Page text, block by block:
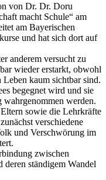
von Dr. Dr. Doru
macht Schule“ am
am Bayerischen
und hat sich dort auf
anderem versucht zu
wieder erstarkt, obwohl
kaum sichtbar sind.
begegnet wird und sie
werden.
sowie die Lehrkräfte
verschiedene
und Verschwörung im
zwischen
ständigem Wandel